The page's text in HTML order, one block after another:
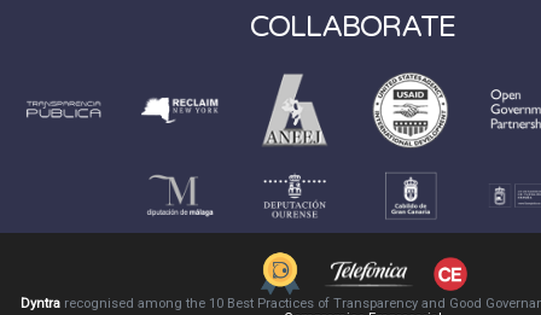
COLLABORATE
Dyntra recognised among the 10 Best Practices of Transparency and Good